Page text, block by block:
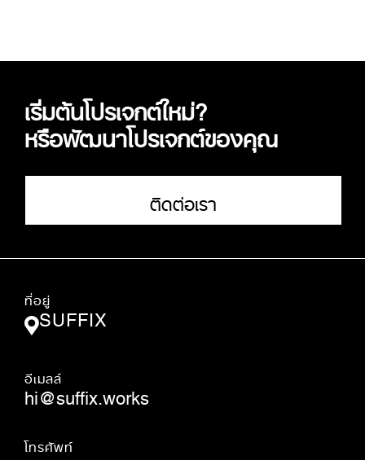
เริ่มต้นโปรเจกต์ใหม่?
หรือพัฒนาโปรเจกต์ของคุณ
ติดต่อเรา
ที่อยู่
SUFFIX
อีเมลล์
hi@suffix.works
โทรศัพท์